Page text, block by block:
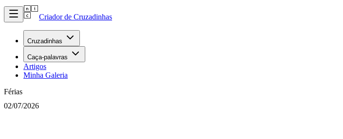
Criador de Cruzadinhas
Cruzadinhas
Caça-palavras
Artigos
Minha Galeria
Férias
02/07/2026